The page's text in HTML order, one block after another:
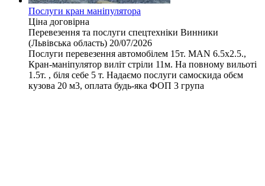
Послуги кран маніпулятора
Ціна договірна
Перевезення та послуги спецтехніки Винники
(Львівська область) 20/07/2026
Послуги перевезення автомобілем 15т. MAN 6.5х2.5.,
Кран-маніпулятор виліт стріли 11м. На повному вильоті
1.5т. , біля себе 5 т. Надаємо послуги самоскида обєм
кузова 20 м3, оплата будь-яка ФОП 3 група